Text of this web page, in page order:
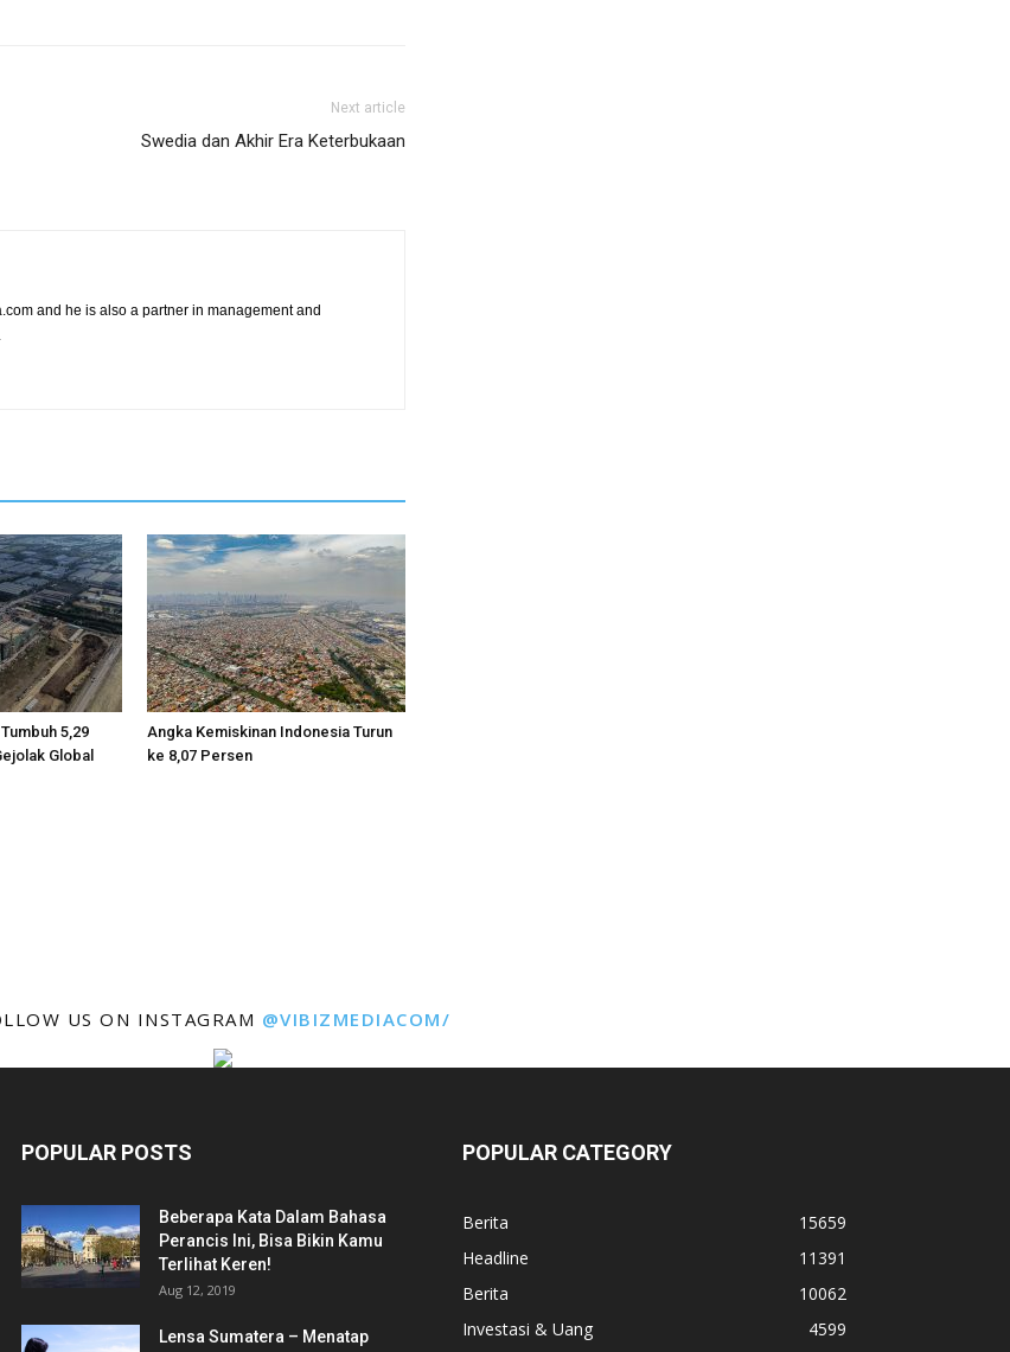
Next article
Swedia dan Akhir Era Keterbukaan
and he is also a partner in management and
5,29
Global
Angka Kemiskinan Indonesia Turun
ke 8,07 Persen
US ON INSTAGRAM @VIBIZMEDIACOM/
POPULAR POSTS
Beberapa Kata Dalam Bahasa
Perancis Ini, Bisa Bikin Kamu
Terlihat Keren!
Aug 12, 2019
Lensa Sumatera – Menatap
POPULAR CATEGORY
Berita
15659
Headline
11391
Berita
10062
Investasi & Uang
4599